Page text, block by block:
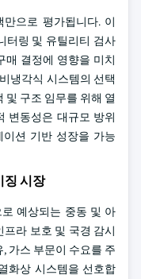
만으로 평가됩니다. 이
터링 및 유틸리티 검사
매 결정에 영향을 미치
냉각식 시스템의 선택
및 구조 임무를 위해 열
변동성은 대규모 방위
션 기반 성장을 가능
징 시장
로 예상되는 중동 및 아
라 보호 및 국경 감시
가스 부문이 수요를 주
화상 시스템을 선호합